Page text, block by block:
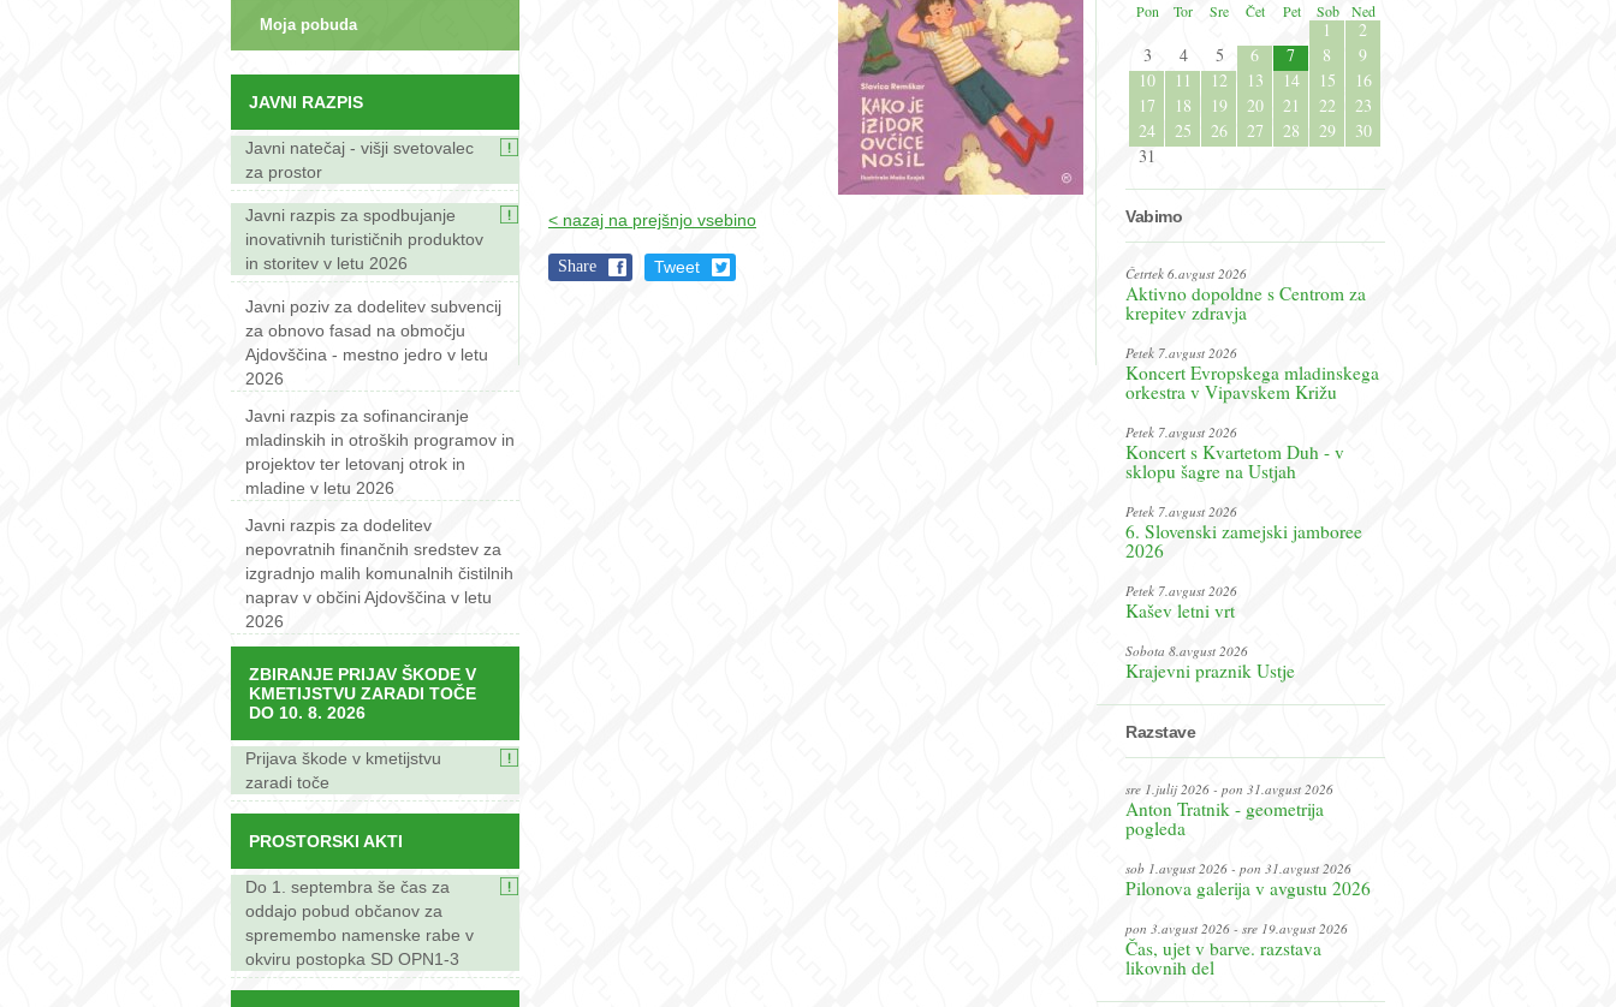
Moja pobuda
JAVNI RAZPIS
Javni natečaj - višji svetovalec
za prostor
Javni razpis za spodbujanje
inovativnih turističnih produktov
in storitev v letu 2026
Javni poziv za dodelitev subvencij
za obnovo fasad na območju
Ajdovščina - mestno jedro v letu
2026
Javni razpis za sofinanciranje
mladinskih in otroških programov in
projektov ter letovanj otrok in
mladine v letu 2026
Javni razpis za dodelitev
nepovratnih finančnih sredstev za
izgradnjo malih komunalnih čistilnih
naprav v občini Ajdovščina v letu
2026
ZBIRANJE PRIJAV ŠKODE V
KMETIJSTVU ZARADI TOČE
DO 10. 8. 2026
Prijava škode v kmetijstvu
zaradi toče
PROSTORSKI AKTI
Do 1. septembra še čas za
oddajo pobud občanov za
spremembo namenske rabe v
okviru postopka SD OPN1-3
< nazaj na prejšnjo vsebino
Share Tweet
Pon
Tor Sre Čet Pet Sob Ned
1
2
3
4 5 6 7 8
9
10
11 12 13 14 15
16
17
18 19 20 21 22
23
24
25 26 27 28 29
30
31
Vabimo
Četrtek 6.avgust 2026
Aktivno dopoldne s Centrom za
krepitev zdravja
Petek 7.avgust 2026
Koncert Evropskega mladinskega
orkestra v Vipavskem Križu
Petek 7.avgust 2026
Koncert s Kvartetom Duh - v
sklopu šagre na Ustjah
Petek 7.avgust 2026
6. Slovenski zamejski jamboree
2026
Petek 7.avgust 2026
Kašev letni vrt
Sobota 8.avgust 2026
Krajevni praznik Ustje
Razstave
sre 1.julij 2026 - pon 31.avgust 2026
Anton Tratnik - geometrija
pogleda
sob 1.avgust 2026 - pon 31.avgust 2026
Pilonova galerija v avgustu 2026
pon 3.avgust 2026 - sre 19.avgust 2026
Čas, ujet v barve. razstava
likovnih del